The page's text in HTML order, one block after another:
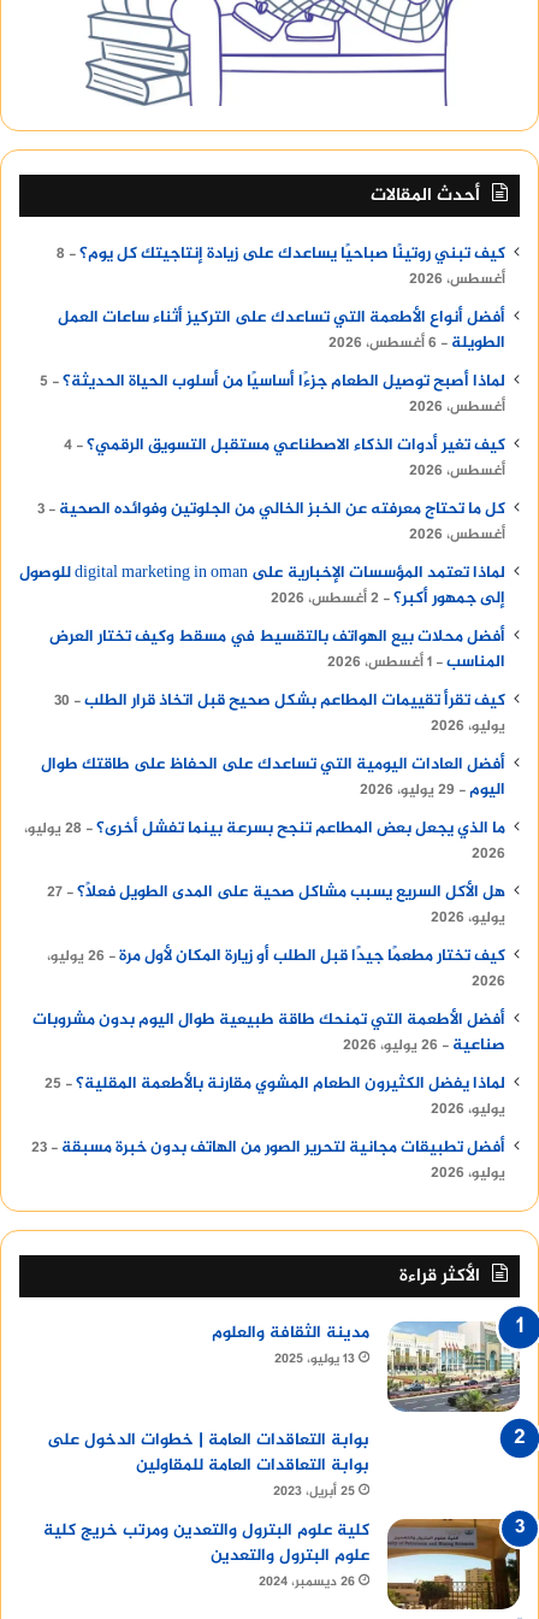
الإعلامية للمهرجان وفي الصحف، إلى جانب مشاركتهم
في الندوات النقاشية».
OnePlus Nord
أحدث المقالات
كيف تبني روتينًا صباحيًا يساعدك على زيادة إنتاجيتك كل يوم؟
8
أغسطس، 2026
أفضل أنواع الأطعمة التي تساعدك على التركيز أثناء ساعات العمل
الطويلة
6 أغسطس، 2026
لماذا أصبح توصيل الطعام جزءًا أساسيًا من أسلوب الحياة الحديثة؟
5
أغسطس، 2026
كيف تغير أدوات الذكاء الاصطناعي مستقبل التسويق الرقمي؟ 4
أغسطس، 2026
كل ما تحتاج معرفته عن الخبز الخالي من الجلوتين وفوائده الصحية
3
أغسطس، 2026
لماذا تعتمد المؤسسات الإخبارية على digital marketing in oman للوصول
إلى جمهور أكبر؟ 2 أغسطس، 2026
أفضل محلات بيع الهواتف بالتقسيط في مسقط وكيف تختار العرض
المناسب 1 أغسطس، 2026
كيف تقرأ تقييمات المطاعم بشكل صحيح قبل اتخاذ قرار الطلب
30
يوليو، 2026
أفضل العادات اليومية التي تساعدك على الحفاظ على طاقتك طوال
اليوم
29 يوليو، 2026
ما الذي يجعل بعض المطاعم تنجح بسرعة بينما تفشل أخرى؟
28 يوليو،
2026
هل الأكل السريع يسبب مشاكل صحية على المدى الطويل فعلًا؟ 27
يوليو، 2026
كيف تختار مطعمًا جيدًا قبل الطلب أو زيارة المكان لأول مرة
26 يوليو،
2026
أفضل الأطعمة التي تمنحك طاقة طبيعية طوال اليوم بدون مشروبات
صناعية
26 يوليو، 2026
لماذا يفضل الكثيرون الطعام المشوي مقارنة بالأطعمة المقلية؟
25
يوليو، 2026
أفضل تطبيقات مجانية لتحرير الصور من الهاتف بدون خبرة مسبقة
23
يوليو، 2026
الأكثر قراءة
مدينة الثقافة والعلوم
13 يوليو، 2025
بوابة التعاقدات العامة | خطوات الدخول على
بوابة التعاقدات العامة للمقاولين
25 أبريل، 2023
كلية علوم البترول والتعدين ومرتب خريج كلية
علوم البترول والتعدين
26 ديسمبر، 2024